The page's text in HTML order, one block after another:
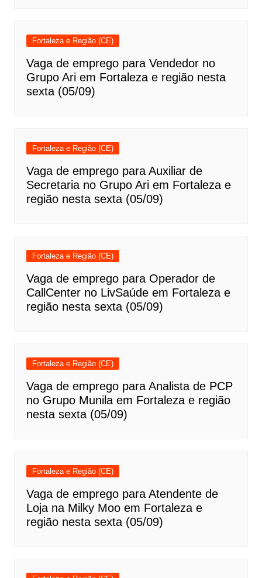
Fortaleza e Região (CE)
Vaga de emprego para Vendedor no
Grupo Ari em Fortaleza e região nesta
sexta (05/09)
Fortaleza e Região (CE)
Vaga de emprego para Auxiliar de
Secretaria no Grupo Ari em Fortaleza e
região nesta sexta (05/09)
Fortaleza e Região (CE)
Vaga de emprego para Operador de
CallCenter no LivSaúde em Fortaleza e
região nesta sexta (05/09)
Fortaleza e Região (CE)
Vaga de emprego para Analista de PCP
no Grupo Munila em Fortaleza e região
nesta sexta (05/09)
Fortaleza e Região (CE)
Vaga de emprego para Atendente de
Loja na Milky Moo em Fortaleza e
região nesta sexta (05/09)